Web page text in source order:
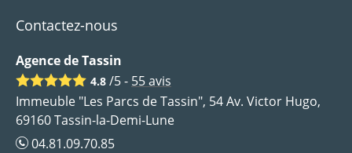
Contactez-nous
Agence de Tassin
4.8 /5 - 55avis
Immeuble "Les Parcs de Tassin", 54 Av. Victor Hugo,
69160 Tassin-la-Demi-Lune
04.81.09.70.85